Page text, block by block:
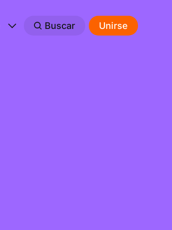
Buscar Unirse